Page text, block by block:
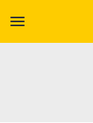
menu